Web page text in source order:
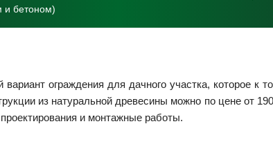
и бетоном)
ограждения для дачного участка, которое к
из натуральной древесины можно по цене от
и монтажные работы.